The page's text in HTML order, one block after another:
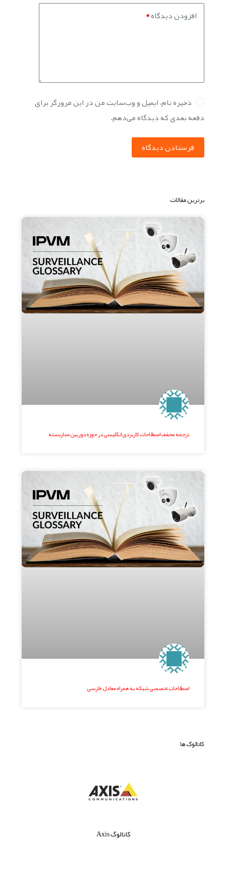
افزودن دیدگاه*
ذخیره نام، ایمیل و وب‌سایت من در این مرورگر برای
دفعه بعدی که دیدگاه می‌دهم.
فرستادن دیدگاه
برترین مقالات
ترجمه مخفف اصطلاحات کاربردی انگلیسی در حوزه دوربین مداربسته
اصطلاحات تخصصی شبکه به همراه معادل فارسی
کاتالوگ ها
کاتالوگ Axis